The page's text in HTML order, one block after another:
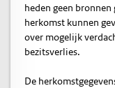
heden geen
herkomst kunnen
over mogelijk
bezitsverlies.
De